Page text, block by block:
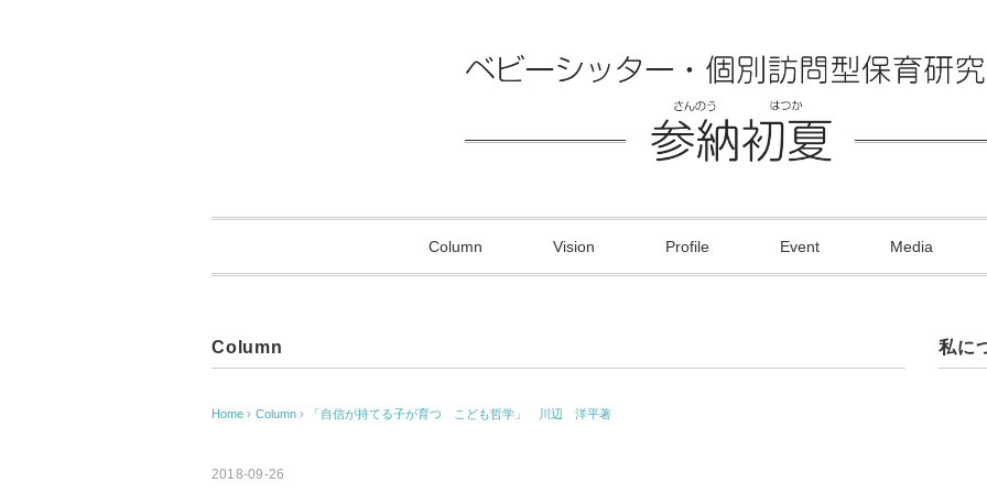
Column Vision Profile Event Media
Column
Home › Column › 「自信が持てる子が育つ こども哲学」 川辺 洋平著
2018-09-26
私に